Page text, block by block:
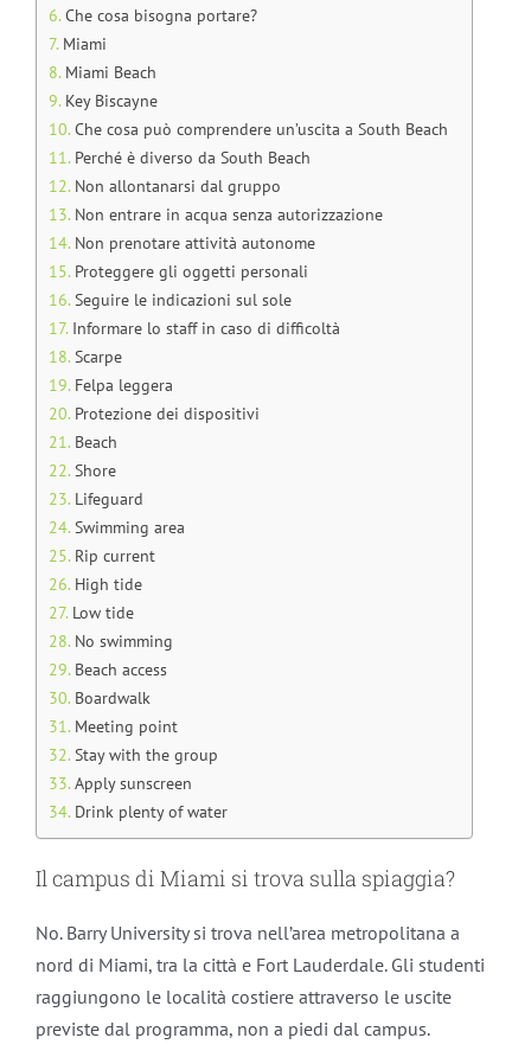
Che cosa bisogna portare?
Miami
Miami Beach
Key Biscayne
Che cosa può comprendere un’uscita a South Beach
Perché è diverso da South Beach
Non allontanarsi dal gruppo
Non entrare in acqua senza autorizzazione
Non prenotare attività autonome
Proteggere gli oggetti personali
Seguire le indicazioni sul sole
Informare lo staff in caso di difficoltà
Scarpe
Felpa leggera
Protezione dei dispositivi
Beach
Shore
Lifeguard
Swimming area
Rip current
High tide
Low tide
No swimming
Beach access
Boardwalk
Meeting point
Stay with the group
Apply sunscreen
Drink plenty of water
Il campus di Miami si trova sulla spiaggia?
No. Barry University si trova nell’area metropolitana a
nord di Miami, tra la città e Fort Lauderdale. Gli studenti
raggiungono le località costiere attraverso le uscite
previste dal programma, non a piedi dal campus.